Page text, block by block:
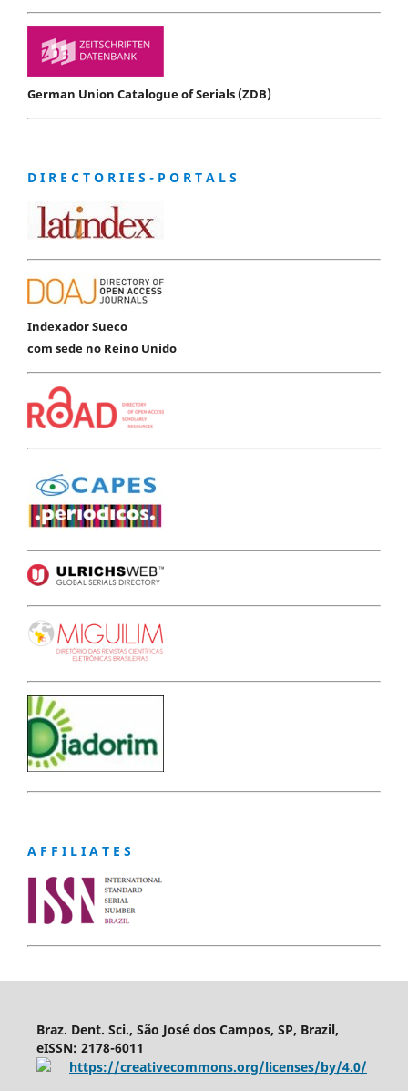
German Union Catalogue of Serials (ZDB)
D I R E C T O R I E S - P O R T A L S
Indexador Sueco
com sede no Reino Unido
A F F I L I A T E S
Braz. Dent. Sci., São José dos Campos, SP, Brazil,
eISSN: 2178-6011
https://creativecommons.org/licenses/by/4.0/